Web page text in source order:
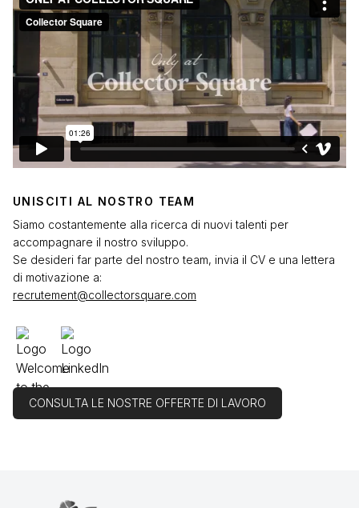
UNISCITI AL NOSTRO TEAM
Siamo costantemente alla ricerca di nuovi talenti per
accompagnare il nostro sviluppo.
Se desideri far parte del nostro team, invia il CV e una lettera
di motivazione a:
recrutement@collectorsquare.com
CONSULTA LE NOSTRE OFFERTE DI LAVORO